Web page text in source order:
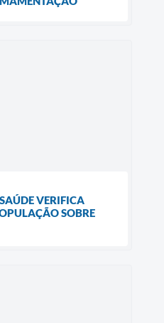
VERIFICA
SOBRE